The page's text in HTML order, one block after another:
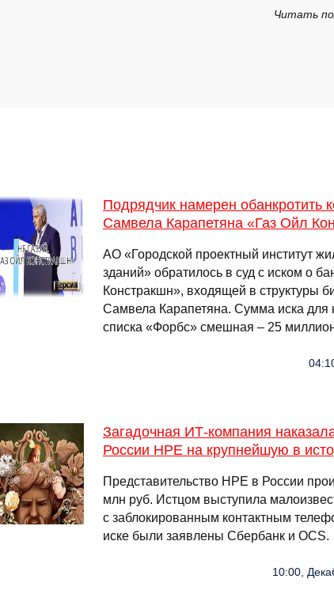
Читать
Подрядчик намерен обанкротить
Самвела Карапетяна «Газ Ойл
АО «Городской проектный институт
зданий» обратилось в суд с иском о
Констракшн», входящей в структуры
Самвела Карапетяна. Сумма иска для
списка «Форбс» смешная – 25
Загадочная ИТ-компания
России HPE на крупнейшую в
Представительство HPE в России
млн руб. Истцом выступила
с заблокированным контактным
иске были заявлены Сбербанк и
10:00,